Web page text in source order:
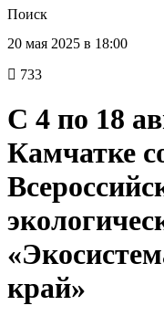
Поиск
20 мая 2025 в 18:00
733
С 4 по 18
Камчатке
край»